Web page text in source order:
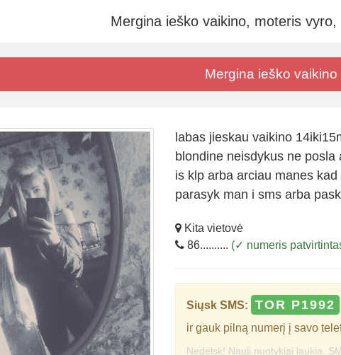
Mergina ieško vaikino, moteris
Mergina ieško vaikino
labas jieskau vaikino
blondine neisdykus ne
is klp arba arciau manes
parasyk man i sms arba
Kita vietovė
86.......... (✓ numeris
Siųsk SMS: TOR P1992
ir gauk pilną numerį į savo
Nedelsk! Nauji nuotykiai laukia.